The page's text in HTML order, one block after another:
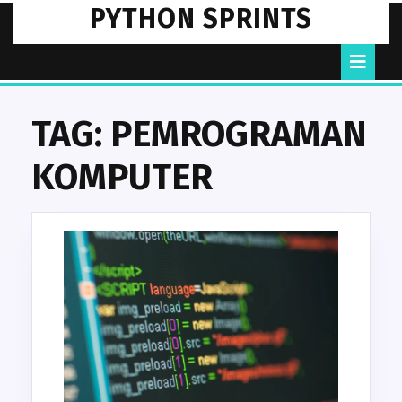
content
PYTHON SPRINTS
TAG: PEMROGRAMAN
KOMPUTER